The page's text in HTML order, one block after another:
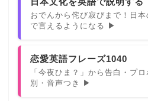
おでんから侘び寂びまで！日
で言えるようになる ▶
恋愛英語フレーズ1040
「今夜ひま？」から告白・プ
別・音声つき ▶